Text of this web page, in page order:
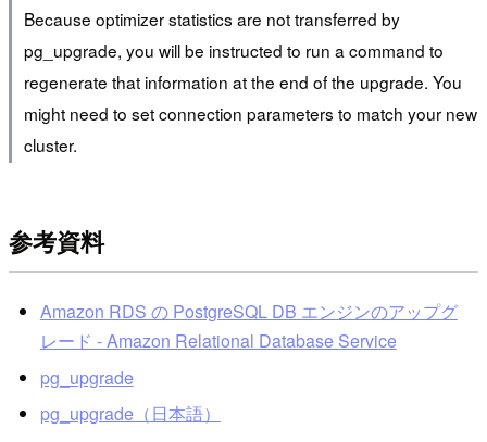
Because optimizer statistics are not transferred by
pg_upgrade, you will be instructed to run a command to
regenerate that information at the end of the upgrade. You
might need to set connection parameters to match your new
cluster.
参考資料
Amazon RDS の PostgreSQL DB エンジンのアップグ
レード - Amazon Relational Database Service
pg_upgrade
pg_upgrade（日本語）